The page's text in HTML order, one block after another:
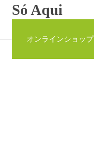
Só Aqui
オンラインショップ